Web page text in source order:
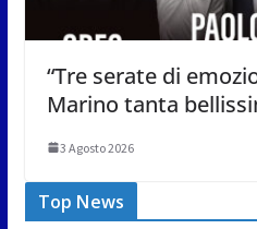
“Tre serate di
Marino tanta
3 Agosto 2026
Top News